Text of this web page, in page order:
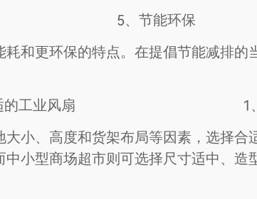
5、节能环保
和更环保的特点。在提倡节能减排
工业风扇
1
小、高度和货架布局等因素，选择
小型商场超市则可选择尺寸适中、
联系方式